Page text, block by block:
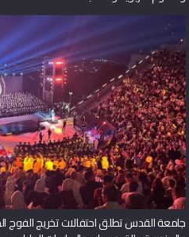
جامعة القدس تطلق احتفالات تخريج الفوج